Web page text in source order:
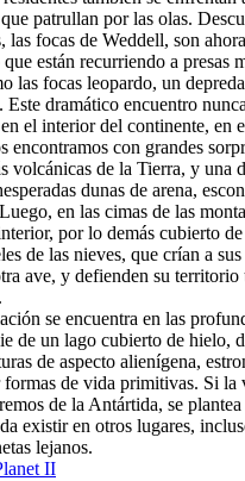
patrullan por las olas.
las focas de Weddell, son
están recurriendo a presas
las focas leopardo, un
Este dramático encuentro
el interior del continente, en
encontramos con grandes
volcánicas de la Tierra, y una
dunas de arena,
en las cimas de las
por lo demás cubierto
de las nieves, que crían a
ave, y defienden su territorio
se encuentra en las
de un lago cubierto de hielo,
de aspecto alienígena,
formas de vida primitivas. Si la
de la Antártida, se
existir en otros lugares,
lejanos.
II